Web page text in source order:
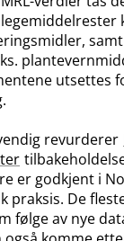
utsettes
revurderer
er godkjent i
praksis. De
følge av nye